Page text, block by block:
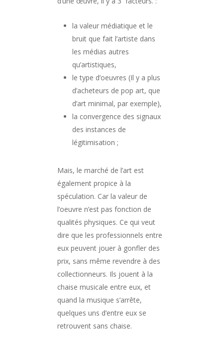
la valeur médiatique et le
bruit que fait l’artiste dans
les médias autres
qu’artistiques,
le type d’oeuvres (Il y a plus
d’acheteurs de pop art, que
d’art minimal, par exemple),
la convergence des signaux
des instances de
légitimisation ;
Mais, le marché de l’art est
également propice à la
spéculation. Car la valeur de
l’oeuvre n’est pas fonction de
qualités physiques. Ce qui veut
dire que les professionnels entre
eux peuvent jouer à gonfler des
prix, sans même revendre à des
collectionneurs. Ils jouent à la
chaise musicale entre eux, et
quand la musique s’arrête,
quelques uns d’entre eux se
retrouvent sans chaise.